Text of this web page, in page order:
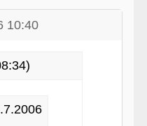
10:40